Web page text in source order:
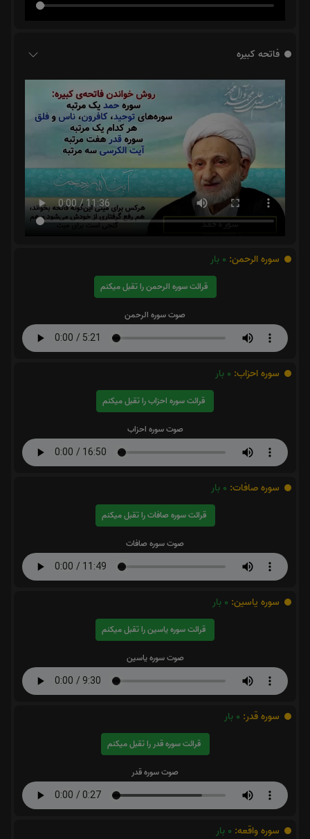
فاتحه کبیره
سوره الرحمن: 0 بار
قرائت سوره الرحمن را تقبل میکنم
صوت سوره الرحمن
سوره احزاب: 0 بار
قرائت سوره احزاب را تقبل میکنم
صوت سوره احزاب
سوره صافات: 0 بار
قرائت سوره صافات را تقبل میکنم
صوت سوره صافات
سوره یاسین: 0 بار
قرائت سوره یاسین را تقبل میکنم
صوت سوره یاسین
سوره قدر: 0 بار
قرائت سوره قدر را تقبل میکنم
صوت سوره قدر
سوره واقعه: 0 بار